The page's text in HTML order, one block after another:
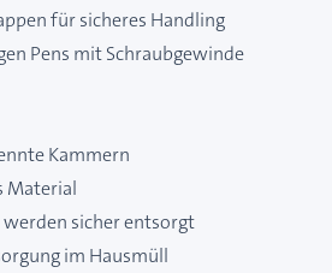
für sicheres Handling
Pens mit Schraubgewinde
Kammern
Material
sicher entsorgt
im Hausmüll